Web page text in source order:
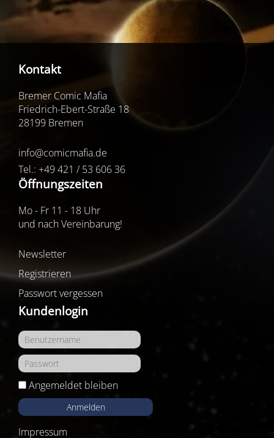
Kontakt
Bremer Comic Mafia
Friedrich-Ebert-Straße 18
28199 Bremen
info@comicmafia.de
Tel.: +49 421 / 53 606 36
Öffnungszeiten
Mo - Fr 11 - 18 Uhr
und nach Vereinbarung!
Newsletter
Registrieren
Passwort vergessen
Kundenlogin
Angemeldet bleiben
Anmelden
Impressum